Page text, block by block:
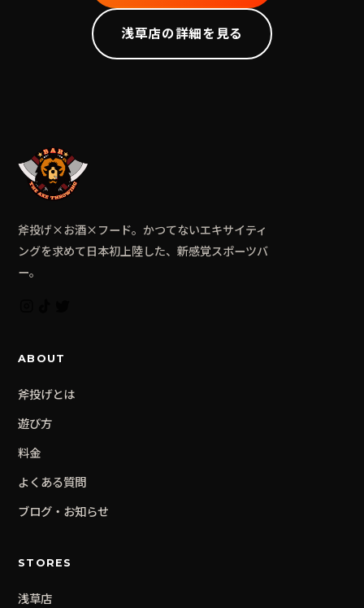
浅草店の詳細を見る
斧投げ×お酒×フード。かつてないエキサイティ
ングを求めて日本初上陸した、新感覚スポーツバ
ー。
ABOUT
斧投げとは
遊び方
料金
よくある質問
ブログ・お知らせ
STORES
浅草店